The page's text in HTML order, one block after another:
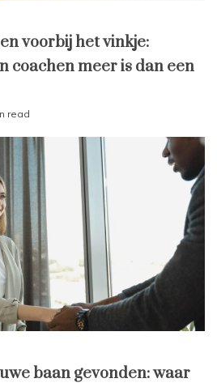
voorbij het vinkje:
coachen meer is dan een
read
baan gevonden: waar